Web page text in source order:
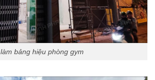
làm bảng hiệu phòng gym